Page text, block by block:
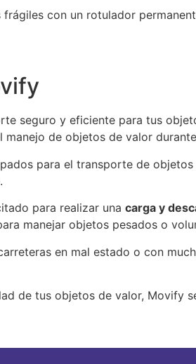
con un rotulador
seguro y eficiente para tus
de objetos de valor
para el transporte de
para realizar una carga y
manejar objetos pesados o
en mal estado o con
de tus objetos de valor, Movify